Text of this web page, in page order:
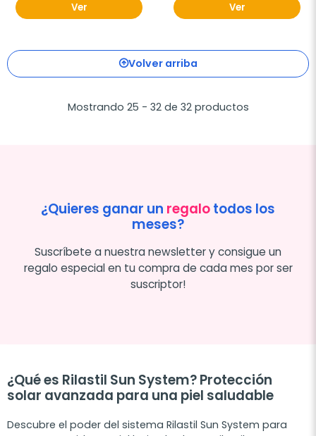
Ver Ver
Volver arriba
Mostrando 25 - 32 de 32 productos
¿Quieres ganar un regalotodos los
meses?
Suscríbete a nuestra newsletter y consigue un
regalo especial en tu compra de cada mes por ser
suscriptor!
¿Qué es Rilastil Sun System? Protección
solar avanzada para una piel saludable
Descubre el poder del sistema Rilastil Sun System para